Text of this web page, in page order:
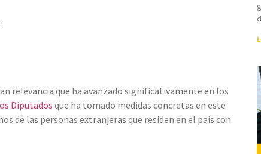
relevancia que ha avanzado significativamente en los
Diputadosque ha tomado medidas concretas en este
de las personas extranjeras que residen en el país con